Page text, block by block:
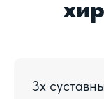
3х